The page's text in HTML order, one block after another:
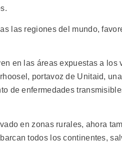
las regiones del mundo,
en las áreas expuestas a los
portavoz de Unitaid,
de enfermedades
en zonas rurales, ahora
todos los continentes,